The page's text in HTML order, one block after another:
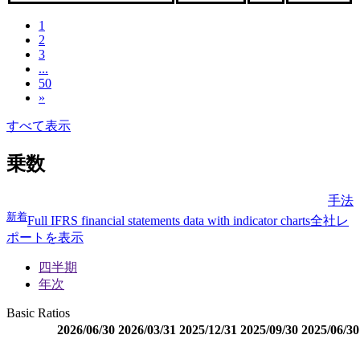
1
2
3
...
50
»
すべて表示
乗数
手法
新着Full IFRS financial statements data with indicator charts全社レ
ポートを表示
四半期
年次
Basic Ratios
2026/06/30 2026/03/31 2025/12/31 2025/09/30 2025/06/30